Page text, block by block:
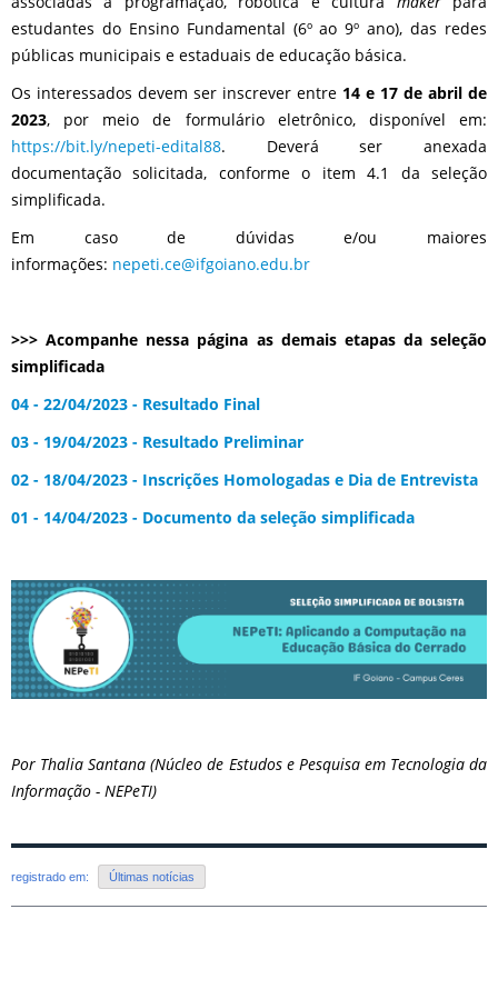
estudantes do Ensino Fundamental (6º ao 9º ano), das redes
públicas municipais e estaduais de educação básica.
Os interessados devem ser inscrever entre 14 e 17 de abril de
2023, por meio de formulário eletrônico, disponível em:
https://bit.ly/nepeti-edital88. Deverá ser anexada
documentação solicitada, conforme o item 4.1 da seleção
simplificada.
Em caso de dúvidas e/ou maiores
informações: nepeti.ce@ifgoiano.edu.br
>>> Acompanhe nessa página as demais etapas da seleção
simplificada
04 - 22/04/2023 - Resultado Final
03 - 19/04/2023 - Resultado Preliminar
02 - 18/04/2023 - Inscrições Homologadas e Dia de Entrevista
01 - 14/04/2023 - Documento da seleção simplificada
Por Thalia Santana (Núcleo de Estudos e Pesquisa em Tecnologia da
Informação - NEPeTI)
registrado em: Últimas notícias